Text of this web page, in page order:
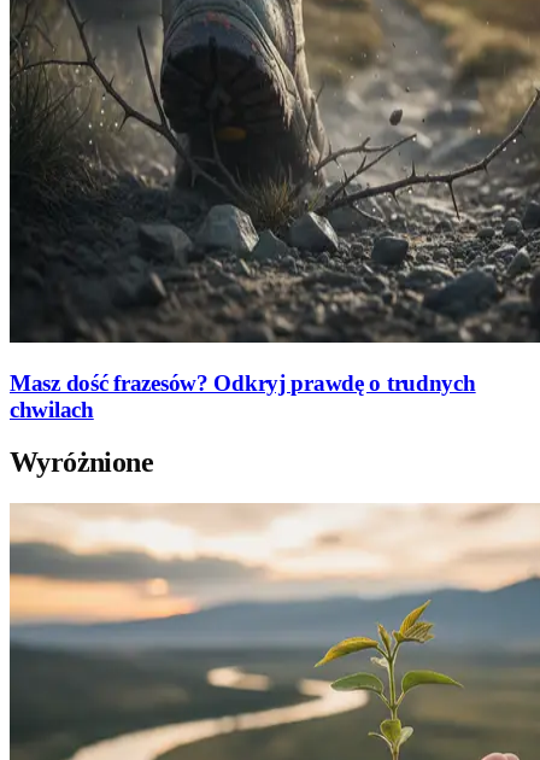
Masz dość frazesów? Odkryj prawdę o trudnych
chwilach
Wyróżnione